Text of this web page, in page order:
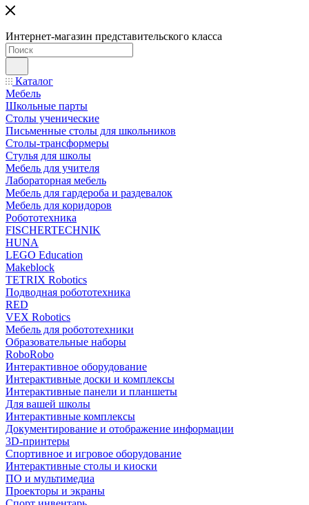
Интернет-магазин представительского класса
Каталог
Мебель
Школьные парты
Столы ученические
Письменные столы для школьников
Столы-трансформеры
Стулья для школы
Мебель для учителя
Лабораторная мебель
Мебель для гардероба и раздевалок
Мебель для коридоров
Робототехника
FISCHERTECHNIK
HUNA
LEGO Education
Makeblock
TETRIX Robotics
Подводная робототехника
RED
VEX Robotics
Мебель для робототехники
Образовательные наборы
RoboRobo
Интерактивное оборудование
Интерактивные доски и комплексы
Интерактивные панели и планшеты
Для вашей школы
Интерактивные комплексы
Документирование и отображение информации
3D-принтеры
Спортивное и игровое оборудование
Интерактивные столы и киоски
ПО и мультимедиа
Проекторы и экраны